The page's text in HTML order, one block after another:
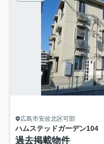
広島市安佐北区可部
ハムステッドガーデン104
過去掲載物件